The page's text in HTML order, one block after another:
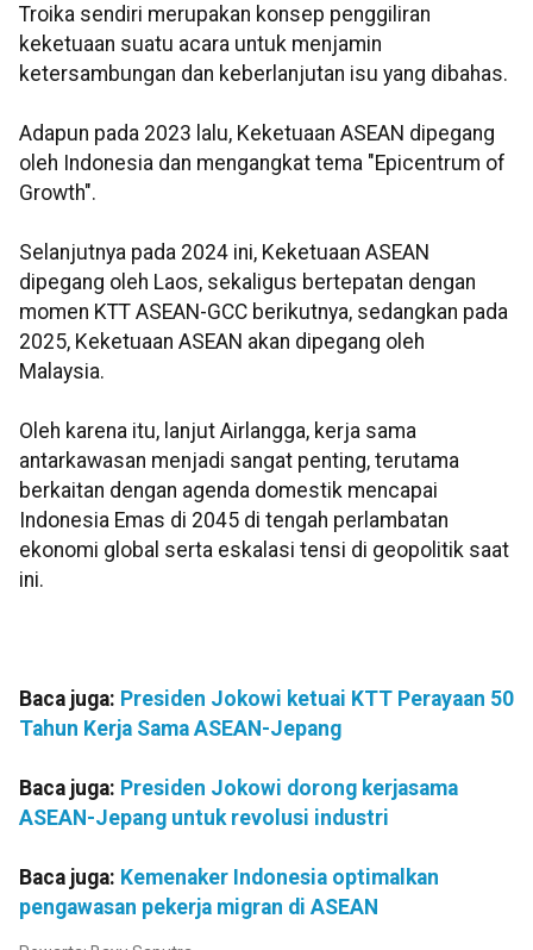
Troika sendiri merupakan konsep penggiliran
keketuaan suatu acara untuk menjamin
ketersambungan dan keberlanjutan isu yang dibahas.
Adapun pada 2023 lalu, Keketuaan ASEAN dipegang
oleh Indonesia dan mengangkat tema "Epicentrum of
Growth".
Selanjutnya pada 2024 ini, Keketuaan ASEAN
dipegang oleh Laos, sekaligus bertepatan dengan
momen KTT ASEAN-GCC berikutnya, sedangkan pada
2025, Keketuaan ASEAN akan dipegang oleh
Malaysia.
Oleh karena itu, lanjut Airlangga, kerja sama
antarkawasan menjadi sangat penting, terutama
berkaitan dengan agenda domestik mencapai
Indonesia Emas di 2045 di tengah perlambatan
ekonomi global serta eskalasi tensi di geopolitik saat
ini.
Baca juga: Presiden Jokowi ketuai KTT Perayaan 50
Tahun Kerja Sama ASEAN-Jepang
Baca juga: Presiden Jokowi dorong kerjasama
ASEAN-Jepang untuk revolusi industri
Baca juga: Kemenaker Indonesia optimalkan
pengawasan pekerja migran di ASEAN